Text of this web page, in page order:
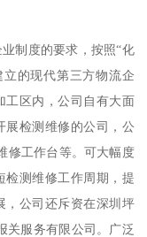
制度的要求，按照“化
的现代第三方物流企
工区内，公司自有大面
展检测维修的公司，公
修工作台等。可大幅度
检测维修工作周期，提
，公司还斥资在深圳坪
关服务有限公司。广泛